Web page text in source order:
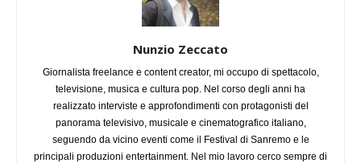
Nunzio Zeccato
Giornalista freelance e content creator, mi occupo di spettacolo,
televisione, musica e cultura pop. Nel corso degli anni ha
realizzato interviste e approfondimenti con protagonisti del
panorama televisivo, musicale e cinematografico italiano,
seguendo da vicino eventi come il Festival di Sanremo e le
principali produzioni entertainment. Nel mio lavoro cerco sempre di